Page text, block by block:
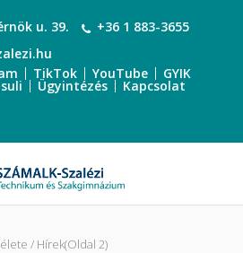
u. 39.
+36 1 883-3655
TikTok YouTube GYIK
Ügyintézés Kapcsolat
Hírek(Oldal 2)